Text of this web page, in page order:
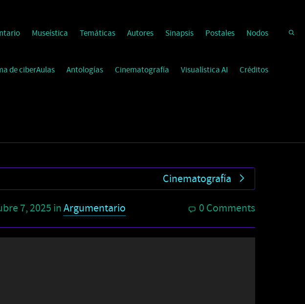
Museística Temáticas Autores Sinapsis Postales Nodos
de ciberAulas Antologías Cinematografía Visualística AI Créditos
Cinematografía
7, 2025 inArgumentario 0 Comments